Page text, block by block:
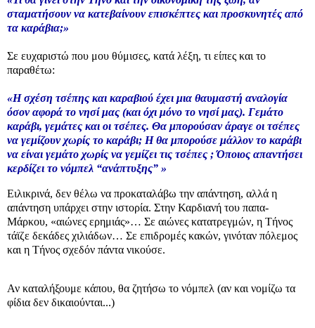
σταματήσουν να κατεβαίνουν επισκέπτες και προσκυνητές από
τα καράβια;»
Σε ευχαριστώ που μου θύμισες, κατά λέξη, τι είπες και το
παραθέτω:
«Η σχέση τσέπης και καραβιού έχει μια θαυμαστή αναλογία
όσον αφορά το νησί μας (και όχι μόνο το νησί μας). Γεμάτο
καράβι, γεμάτες και οι τσέπες. Θα μπορούσαν άραγε οι τσέπες
να γεμίζουν χωρίς το καράβι; Η θα μπορούσε μάλλον το καράβι
να είναι γεμάτο χωρίς να γεμίζει τις τσέπες ; Όποιος απαντήσει
κερδίζει το νόμπελ “ανάπτυξης” »
Ειλικρινά, δεν θέλω να προκαταλάβω την απάντηση, αλλά η
απάντηση υπάρχει στην ιστορία. Στην Καρδιανή του παπα-
Μάρκου, «αιώνες ερημιάς»… Σε αιώνες κατατρεγμών, η Τήνος
τάϊζε δεκάδες χιλιάδων… Σε επιδρομές κακών, γινόταν πόλεμος
και η Τήνος σχεδόν πάντα νικούσε.
Αν καταλήξουμε κάπου, θα ζητήσω το νόμπελ (αν και νομίζω τα
φίδια δεν δικαιούνται...)